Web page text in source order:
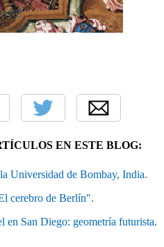
EN ESTE BLOG:
Universidad de Bombay, India.
cerebro de Berlín".
en San Diego: geometría futurista.